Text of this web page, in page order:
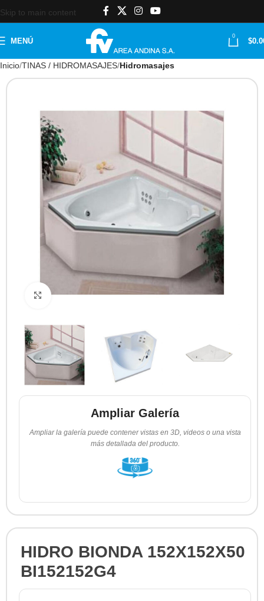
Skip to main content
MENÚ
0
$
Inicio TINAS / HIDROMASAJES Hidromasajes
Clic para ampliar
Ampliar Galería
Ampliar la galería puede contener vistas en 3D, videos o una vista
más detallada del producto.
HIDRO BIONDA 152X152X50
BI152152G4